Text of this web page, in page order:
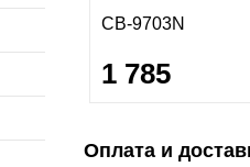
CB-9703N
1 785
Оплата и